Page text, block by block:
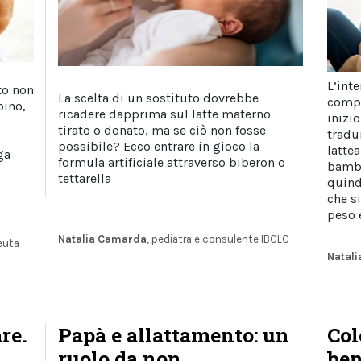
non
Natalia Camarda , pediatra e consulente IBCLC
La scelta di un sostituto dovrebbe
ricadere dapprima sul latte materno
tirato o donato, ma se ciò non fosse
possibile? Ecco entrare in gioco la
formula artificiale attraverso biberon o
tettarella
che
peso
Papà e allattamento: un